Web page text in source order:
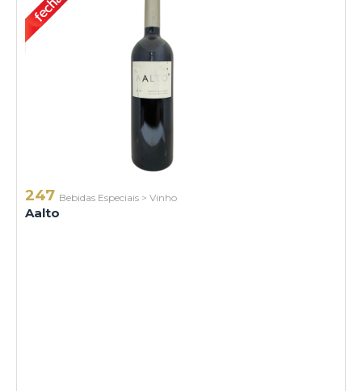
247 Bebidas Especiais > Vinho
Aalto